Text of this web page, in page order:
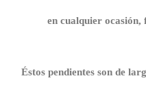
en cualquier ocasión,
Éstos pendientes son de